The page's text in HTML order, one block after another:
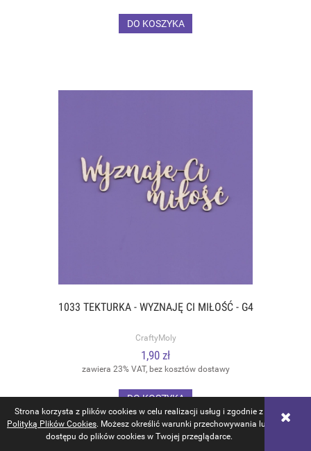
Strona korzysta z plików cookies w celu realizacji usług i zgodnie z
Polityką Plików Cookies. Możesz określić warunki przechowywania lub
dostępu do plików cookies w Twojej przeglądarce.
DO KOSZYKA
1033 TEKTURKA - WYZNAJĘ CI MIŁOŚĆ - G4
CraftyMoly
1,90 zł
zawiera 23% VAT, bez kosztów dostawy
DO KOSZYKA